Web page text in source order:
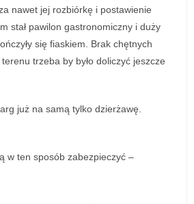
nawet jej rozbiórkę i postawienie
stał pawilon gastronomiczny i duży
się fiaskiem. Brak chętnych
trzeba by było doliczyć jeszcze
już na samą tylko dzierżawę.
w ten sposób zabezpieczyć –